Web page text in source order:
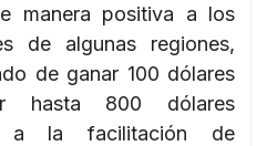
manera positiva a los
de algunas regiones,
de ganar 100 dólares
hasta 800 dólares
a la facilitación de